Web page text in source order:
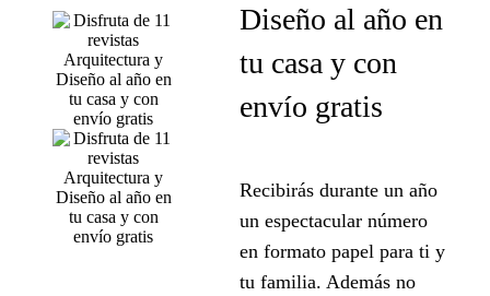
Diseño al año en
tu casa y con
envío gratis
Recibirás durante un año
un espectacular número
en formato papel para ti y
tu familia. Además no